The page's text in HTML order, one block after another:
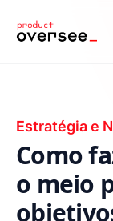
principal
Estratégia e
Como
o meio